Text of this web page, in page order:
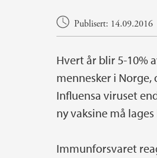
HovedinnholdPublisert: 14.09.2016
Hvert år blir 5-10%
mennesker i
Influensa viruset
ny vaksine må
Immunforsvaret